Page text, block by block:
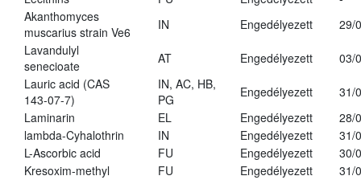
Akanthomyces
muscarius strain Ve6
IN Engedélyezett
29/
Lavandulyl
senecioate
AT Engedélyezett
03/
Lauric acid (CAS
143-07-7)
IN, AC, HB,
PG
Engedélyezett
31/
Laminarin
EL Engedélyezett
28/
lambda-Cyhalothrin
IN Engedélyezett
31/
L-Ascorbic acid
FU Engedélyezett
30/
Kresoxim-methyl
FU Engedélyezett
31/